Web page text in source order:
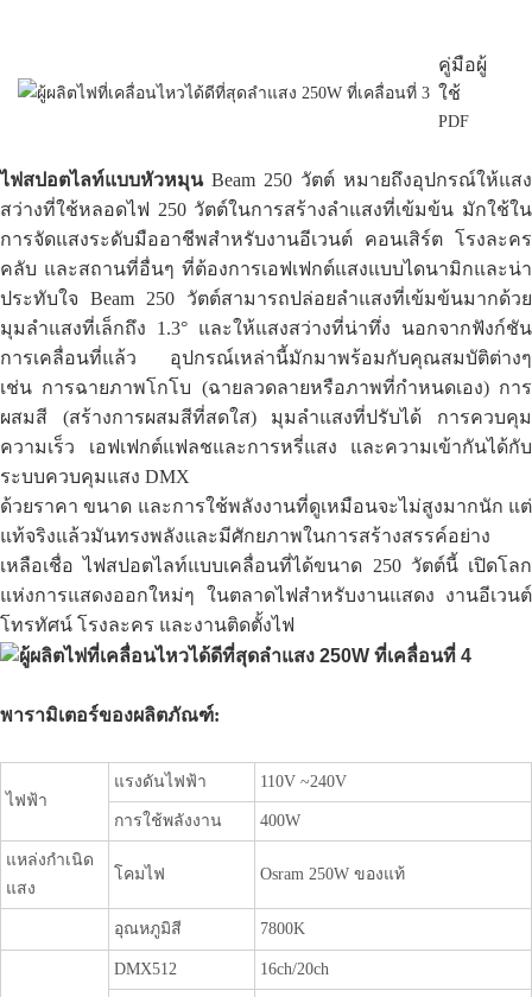
คู่มือผู้
ใช้
PDF
ไฟสปอตไลท์แบบหัวหมุนBeam 250 วัตต์ หมายถึงอุปกรณ์ให้แสง
สว่างที่ใช้หลอดไฟ 250 วัตต์ในการสร้างลำแสงที่เข้มข้น มักใช้ใน
การจัดแสงระดับมืออาชีพสำหรับงานอีเวนต์ คอนเสิร์ต โรงละคร
คลับ และสถานที่อื่นๆ ที่ต้องการเอฟเฟกต์แสงแบบไดนามิกและน่า
ประทับใจ Beam 250 วัตต์สามารถปล่อยลำแสงที่เข้มข้นมากด้วย
มุมลำแสงที่เล็กถึง 1.3° และให้แสงสว่างที่น่าทึ่ง นอกจากฟังก์ชัน
การเคลื่อนที่แล้ว อุปกรณ์เหล่านี้มักมาพร้อมกับคุณสมบัติต่างๆ
เช่น การฉายภาพโกโบ (ฉายลวดลายหรือภาพที่กำหนดเอง) การ
ผสมสี (สร้างการผสมสีที่สดใส) มุมลำแสงที่ปรับได้ การควบคุม
ความเร็ว เอฟเฟกต์แฟลชและการหรี่แสง และความเข้ากันได้กับ
ระบบควบคุมแสง DMX
ด้วยราคา ขนาด และการใช้พลังงานที่ดูเหมือนจะไม่สูงมากนัก แต่
แท้จริงแล้วมันทรงพลังและมีศักยภาพในการสร้างสรรค์อย่าง
เหลือเชื่อ ไฟสปอตไลท์แบบเคลื่อนที่ได้ขนาด 250 วัตต์นี้ เปิดโลก
แห่งการแสดงออกใหม่ๆ ในตลาดไฟสำหรับงานแสดง งานอีเวนต์
โทรทัศน์ โรงละคร และงานติดตั้งไฟ
พารามิเตอร์ของผลิตภัณฑ์:
ไฟฟ้า
แรงดันไฟฟ้า 110V ~240V
การใช้พลังงาน 400W
แหล่งกำเนิด
แสง
โคมไฟ Osram 250W ของแท้
อุณหภูมิสี 7800K
DMX512 16ch/20ch